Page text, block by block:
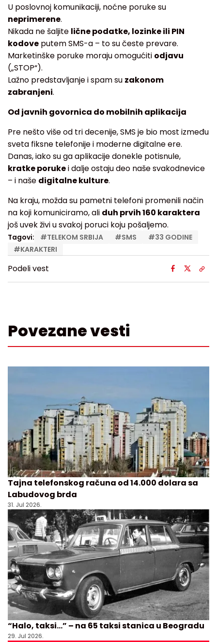
U poslovnoj komunikaciji, noćne poruke su
neprimerene.
Nikada ne šaljite lične podatke, lozinke ili PIN
kodove putem SMS-a – to su česte prevare.
Marketinške poruke moraju omogućiti odjavu
(„STOP“).
Lažno predstavljanje i spam su zakonom
zabranjeni.
Od javnih govornica do mobilnih aplikacija
Pre nešto više od tri decenije, SMS je bio most između
sveta fiksne telefonije i moderne digitalne ere.
Danas, iako su ga aplikacije donekle potisnule,
kratke porukei dalje ostaju deo naše svakodnevice
– i naše digitalne kulture.
Na kraju, možda su pametni telefoni promenili način
na koji komuniciramo, ali duh prvih 160 karaktera
još uvek živi u svakoj poruci koju pošaljemo.
Tagovi: #TELEKOM SRBIJA #SMS #33 GODINE
#KARAKTERI
Podeli vest
Povezane vesti
Tajna telefonskog računa od 14.000 dolara sa
Labudovog brda
31. Jul 2026.
“Halo, taksi…” – na 65 taksi stanica u Beogradu
29. Jul 2026.